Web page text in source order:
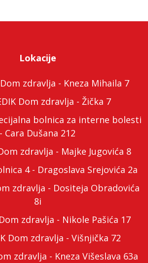
Lokacije
Dom zdravlja - Kneza Mihaila 7
Dom zdravlja - Žička 7
bolnica za interne bolesti
- Cara Dušana 212
zdravlja - Majke Jugovića 8
4 - Dragoslava Srejovića 2a
zdravlja - Dositeja Obradovića
8i
zdravlja - Nikole Pašića 17
Dom zdravlja - Višnjička 72
zdravlja - Kneza Višeslava 63a